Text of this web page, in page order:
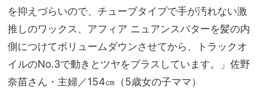
を抑えづらいので、チューブタイプで手が汚れない激
推しのワックス、アフィア ニュアンスバターを髪の内
側につけてボリュームダウンさせてから、トラックオ
イルのNo.3で動きとツヤをプラスしています。」佐野
奈苗さん・主婦／154㎝（5歳女の子ママ）